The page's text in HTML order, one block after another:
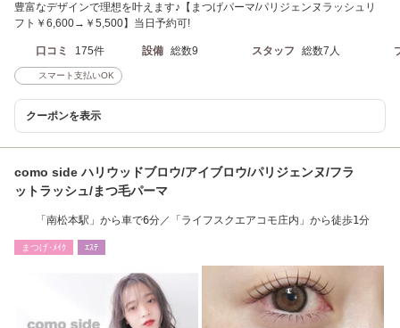
豊富なデザインで理想を叶えます♪【まつげパーマ/パリジェンヌラッシュリ
フト￥6,600→￥5,500】当日予約可!
口コミ 175件 設備 総数9 スタッフ 総数7人
スマート支払いOK
クーポンを表示
como side ハリウッドブロウ/アイブロウ/パリジェンヌ/フラ
ットラッシュ/まつ毛パーマ
「南松本駅」から車で6分／「ライフスクエアコモ庄内」から徒歩1分
まつげ･ﾒｲｸ ｴｽﾃ